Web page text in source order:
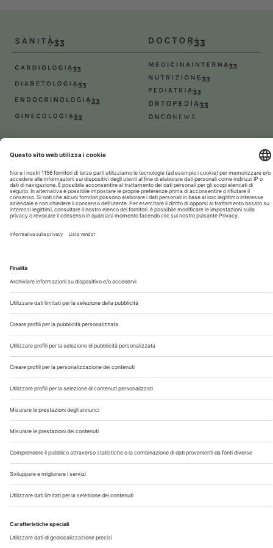
Chi Siamo
Contatti
Note Legali
Privacy
©2026 Edra S.p.a | www.edraspa.it | P.iva 08056040960
| Tel. 02/881841 | Sede legale: Viale Enrico Forlanini 21 -
20134 Milano (Italy)
5/05/2022